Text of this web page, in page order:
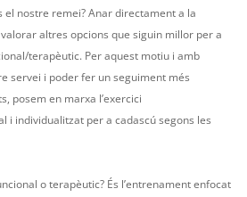
el nostre remei? Anar directament a la
altres opcions que siguin millor per a
terapèutic. Per aquest motiu i amb
servei i poder fer un seguiment més
posem en marxa l’exercici
i individualitzat per a cadascú segons les
o terapèutic? És l’entrenament enfocat